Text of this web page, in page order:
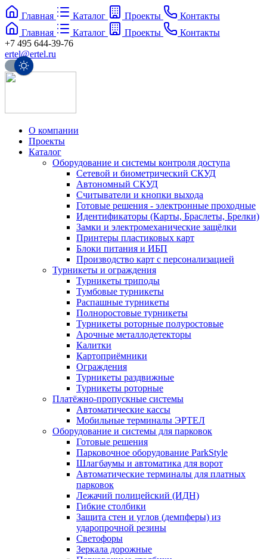
Главная Каталог Проекты
Контакты
Главная
Каталог Проекты
Контакты
+7 495 644-39-76
ertel@ertel.ru
О компании
Проекты
Каталог
Оборудование и системы контроля доступа
Сетевой и биометрический СКУД
Автономный СКУД
Считыватели и кнопки выхода
Готовые решения - электронные проходные
Идентификаторы (Карты, Браслеты, Брелки)
Замки и электромеханические защёлки
Принтеры пластиковых карт
Блоки питания и ИБП
Производство карт с персонализацией
Турникеты и ограждения
Турникеты триподы
Тумбовые турникеты
Распашные турникеты
Полноростовые турникеты
Турникеты роторные полуростовые
Арочные металлодетекторы
Калитки
Картоприёмники
Ограждения
Турникеты раздвижные
Турникеты роторные
Платёжно-пропускные системы
Автоматические кассы
Мобильные терминалы ЭРТЕЛ
Оборудование и системы для парковок
Готовые решения
Парковочное оборудование ParkStyle
Шлагбаумы и автоматика для ворот
Автоматические терминалы для платных
парковок
Лежачий полицейский (ИДН)
Гибкие столбики
Защита стен и углов (демпферы) из
ударопрочной резины
Светофоры
Зеркала дорожные